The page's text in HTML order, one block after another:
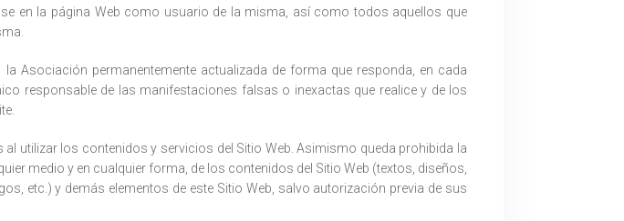
en la página Web como usuario de la misma, así como todos aquellos que
Asociación permanentemente actualizada de forma que responda, en cada
responsable de las manifestaciones falsas o inexactas que realice y de los
utilizar los contenidos y servicios del Sitio Web. Asimismo queda prohibida la
medio y en cualquier forma, de los contenidos del Sitio Web (textos, diseños,
etc.) y demás elementos de este Sitio Web, salvo autorización previa de sus